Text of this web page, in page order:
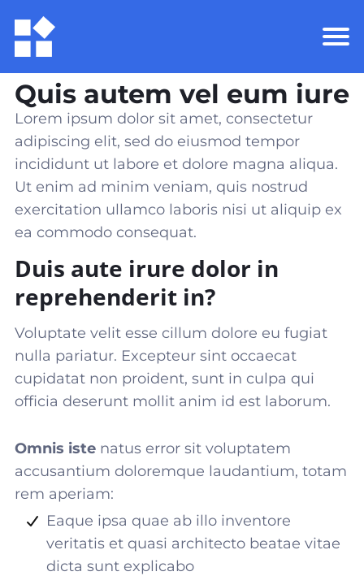
Quis autem vel eum iure
Lorem ipsum dolor sit amet, consectetur
adipiscing elit, sed do eiusmod tempor
incididunt ut labore et dolore magna aliqua.
Ut enim ad minim veniam, quis nostrud
exercitation ullamco laboris nisi ut aliquip ex
ea commodo consequat.
Duis aute irure dolor in
reprehenderit in?
Voluptate velit esse cillum dolore eu fugiat
nulla pariatur. Excepteur sint occaecat
cupidatat non proident, sunt in culpa qui
officia deserunt mollit anim id est laborum.
Omnis iste natus error sit voluptatem
accusantium doloremque laudantium, totam
rem aperiam:
Eaque ipsa quae ab illo inventore
veritatis et quasi architecto beatae vitae
dicta sunt explicabo